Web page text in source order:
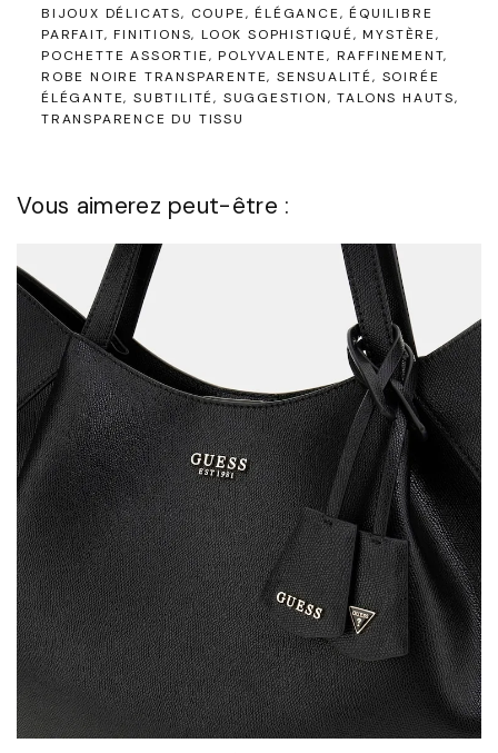
BIJOUX DÉLICATS
COUPE ÉLÉGANCE
ÉQUILIBRE
PARFAIT FINITIONS LOOK SOPHISTIQUÉ
MYSTÈRE
POCHETTE ASSORTIE
POLYVALENTE RAFFINEMENT
ROBE NOIRE TRANSPARENTE SENSUALITÉ SOIRÉE
ÉLÉGANTE SUBTILITÉ SUGGESTION
TALONS HAUTS
TRANSPARENCE DU TISSU
Vous aimerez peut-être :